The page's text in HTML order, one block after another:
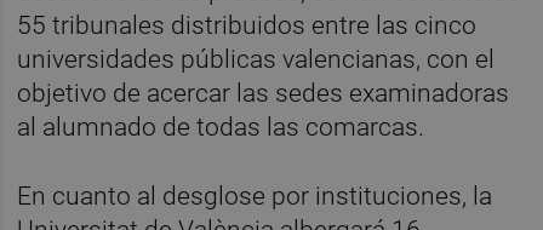
55 tribunales distribuidos entre las cinco
universidades públicas valencianas, con el
objetivo de acercar las sedes examinadoras
al alumnado de todas las comarcas.
En cuanto al desglose por instituciones, la